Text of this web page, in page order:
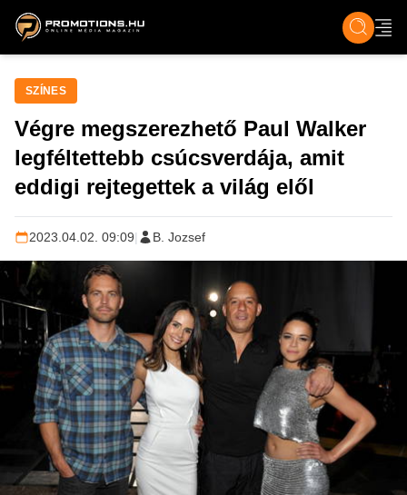
ZENE, FILM & KULT ÉLET TECH &
SZÍNES
Végre megszerezhető Paul Walker
legféltettebb csúcsverdája, amit
eddigi rejtegettek a világ elől
2023.04.02. 09:09| B. Jozsef